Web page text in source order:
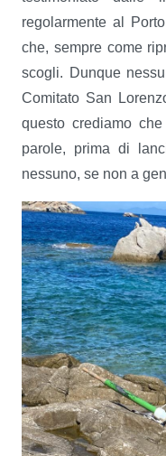
regolarmente al
che, sempre come
scogli. Dunque
Comitato San
questo crediamo
parole, prima di
nessuno, se non a